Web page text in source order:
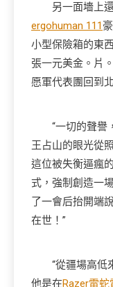
另一面墻上還
ergohuman 111
小型保險箱的東
張一元美金。片
愿軍代表團回到
“一切的聲譽，
王占山的眼光從
這位被失衡逼瘋
式，強制創造一
了一會后抬開端
在世！”
“從疆場高低來
他是在Razer雷蛇